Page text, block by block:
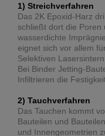
1) Streichverfahren
Das 2K Epoxid-Harz
schließt dort die Poren
wasserdichte
eignet sich vor allem
Selektiven
Bei Binder Jetting-
Infiltrieren die
2) Tauchverfahren
Das Tauchen kommt
Bauteilen und
und Innengeometrien